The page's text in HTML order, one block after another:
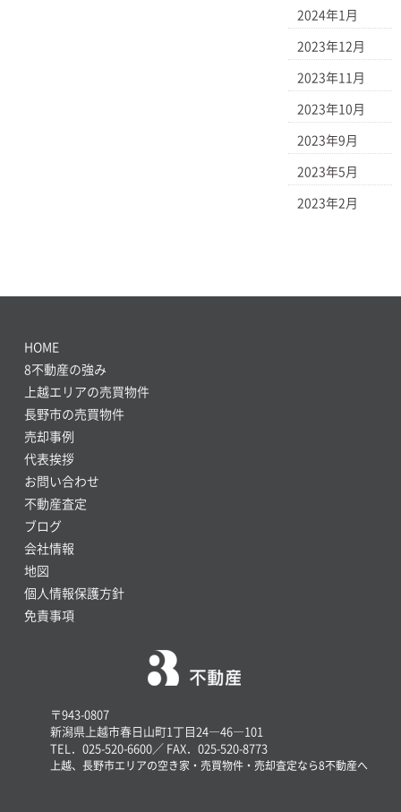
2024年1月
2023年12月
2023年11月
2023年10月
2023年9月
2023年5月
2023年2月
HOME
8不動産の強み
上越エリアの売買物件
長野市の売買物件
売却事例
代表挨拶
お問い合わせ
不動産査定
ブログ
会社情報
地図
個人情報保護方針
免責事項
〒943-0807
新潟県上越市春日山町1丁目24―46―101
TEL．025-520-6600／ FAX．025-520-8773
上越、長野市エリアの空き家・売買物件・売却査定なら8不動産へ